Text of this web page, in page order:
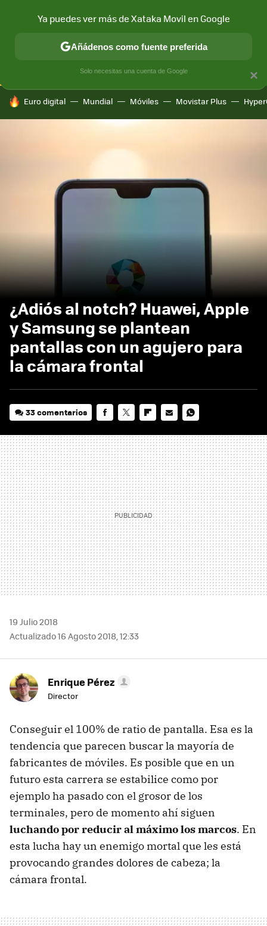
CONECTIVIDAD MÓVIL Y SOCIEDAD APLICACIONES
HOY SE HABLA DE
Euro digital Mundial Móviles Movistar Plus
¿Adiós al notch? Huawei, Apple
y Samsung se plantean
pantallas con un agujero para
la cámara frontal
33 comentarios
MAIL
19 Julio 2018
Actualizado 16 Agosto 2018, 12:33
Enrique Pérez
Director
Conseguir el 100% de ratio de pantalla. Esa es la
tendencia que parecen buscar la mayoría de
fabricantes de móviles. Es posible que en un
futuro esta carrera se estabilice como por
ejemplo ha pasado con el grosor de los
terminales, pero de momento ahí siguen
luchando por reducir al máximo los marcos. En
esta lucha hay un enemigo mortal que les está
provocando grandes dolores de cabeza; la
cámara frontal.
×
Ya puedes ver más de Xataka Movil en Google
Añádenos como fuente preferida
Solo necesitas una cuenta de Google